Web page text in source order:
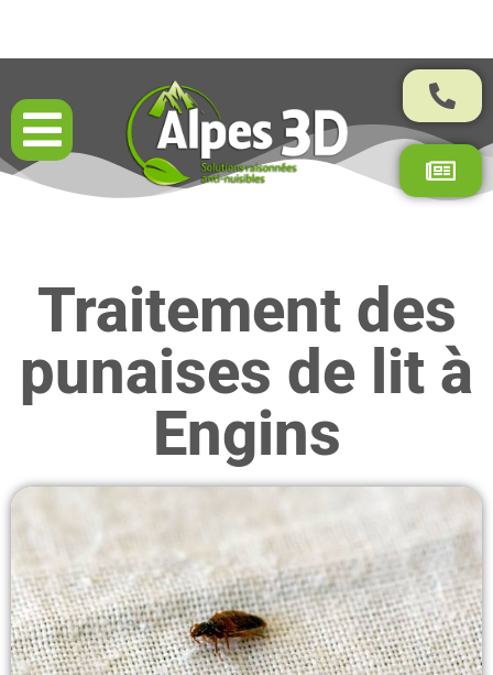
Résultats garantis par contrat
Traitement des
punaises de lit à
Engins